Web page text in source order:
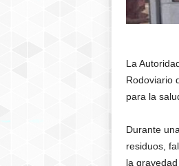
La
Rodoviario
para la
Durante
residuos,
la